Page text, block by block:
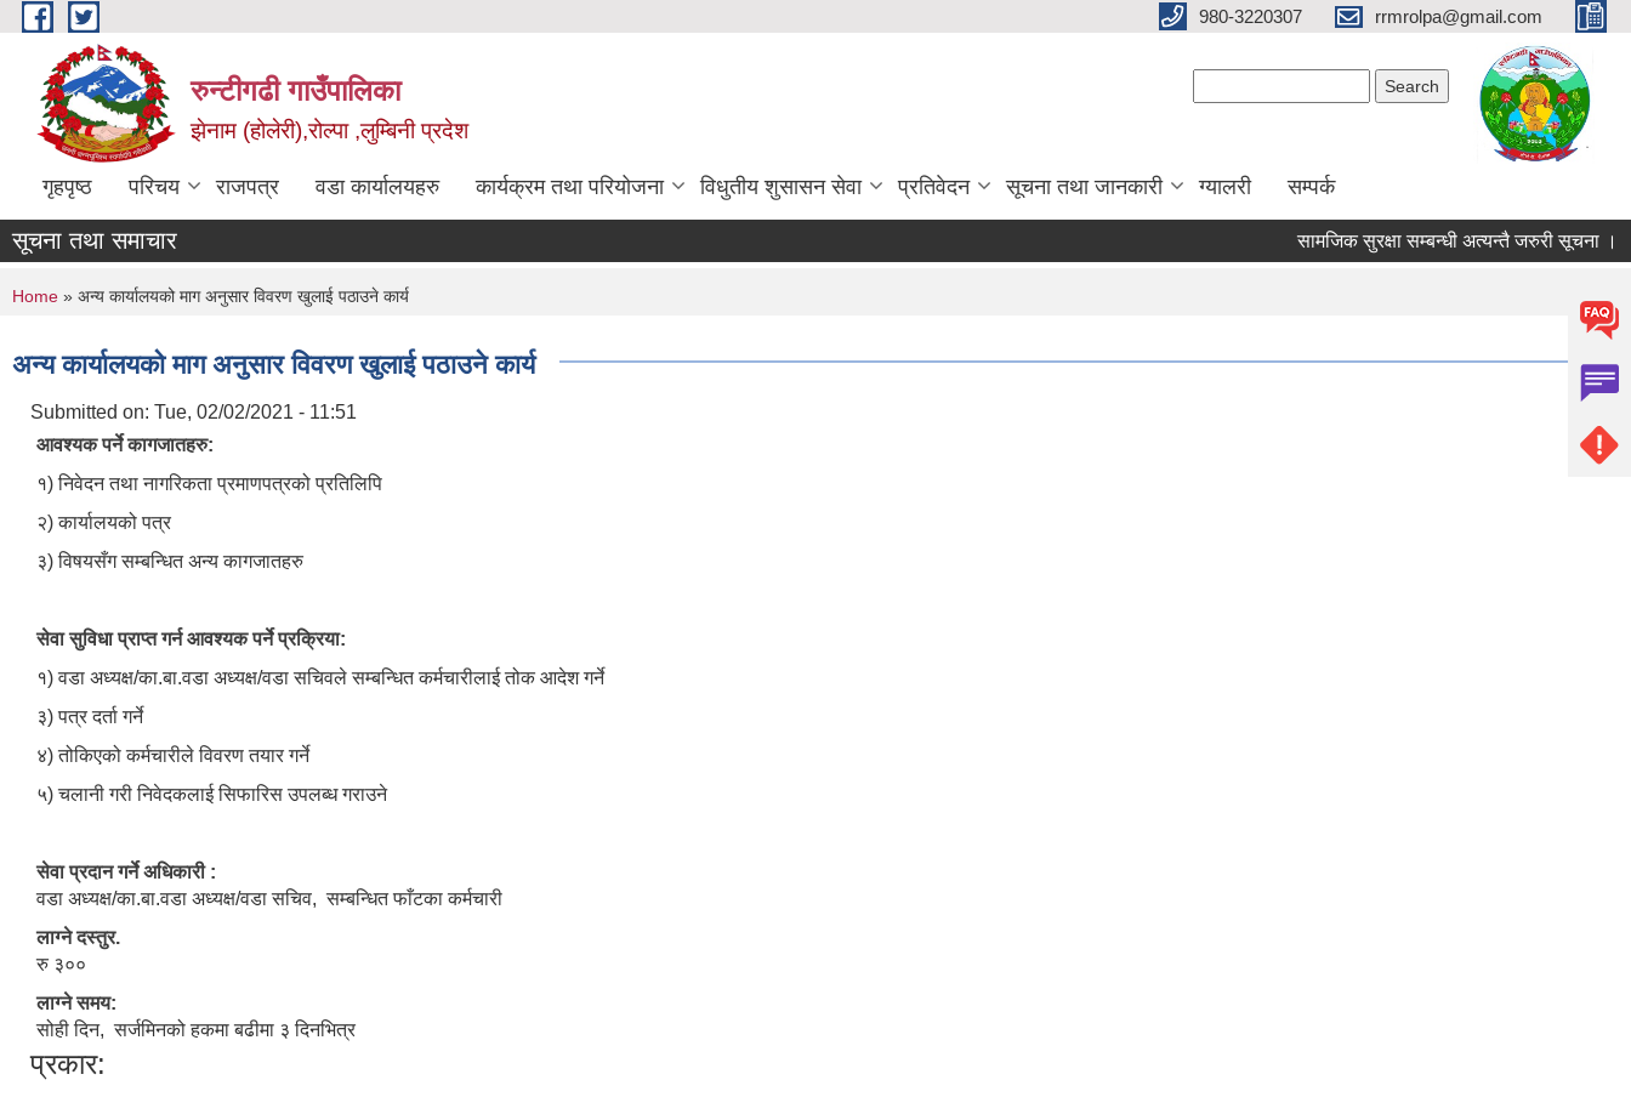
Skip to main content 980-3220307 rrmrolpa@gmail.com
रुन्टीगढी गाउँपालिका
झेनाम (होलेरी),रोल्पा ,लुम्बिनी प्रदेश
गृहपृष्ठ परिचय राजपत्र वडा कार्यालयहरु कार्यक्रम तथा परियोजना विधुतीय शुसासन सेवा प्रतिवेदन सूचना तथा जानकारी ग्यालरी सम्पर्क
सूचना तथा समाचार सामजिक सुरक्षा सम्बन्धी अत्यन्तै जरुरी सूचना ।
You are here
Home » अन्य कार्यालयको माग अनुसार विवरण खुलाई पठाउने कार्य
अन्य कार्यालयको माग अनुसार विवरण खुलाई पठाउने कार्य
Submitted on: Tue, 02/02/2021 - 11:51
आवश्यक पर्ने कागजातहरु:
१) निवेदन तथा नागरिकता प्रमाणपत्रको प्रतिलिपि
२) कार्यालयको पत्र
३) विषयसँग सम्बन्धित अन्य कागजातहरु
सेवा सुविधा प्राप्त गर्न आवश्यक पर्ने प्रक्रिया:
१) वडा अध्यक्ष/का.बा.वडा अध्यक्ष/वडा सचिवले सम्बन्धित कर्मचारीलाई तोक आदेश गर्ने
३) पत्र दर्ता गर्ने
४) तोकिएको कर्मचारीले विवरण तयार गर्ने
५) चलानी गरी निवेदकलाई सिफारिस उपलब्ध गराउने
सेवा प्रदान गर्ने अधिकारी :
वडा अध्यक्ष/का.बा.वडा अध्यक्ष/वडा सचिव, सम्बन्धित फाँटका कर्मचारी
लाग्ने दस्तुर.
रु ३००
लाग्ने समय:
सोही दिन, सर्जमिनको हकमा बढीमा ३ दिनभित्र
प्रकार: